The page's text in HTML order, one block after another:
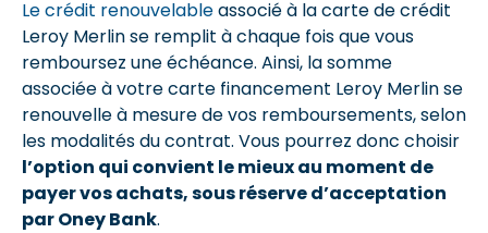
Le crédit renouvelableassocié à la carte de crédit
Leroy Merlin se remplit à chaque fois que vous
remboursez une échéance. Ainsi, la somme
associée à votre carte financement Leroy Merlin se
renouvelle à mesure de vos remboursements, selon
les modalités du contrat. Vous pourrez donc choisir
l’option qui convient le mieux au moment de
payer vos achats, sous réserve d’acceptation
par Oney Bank.